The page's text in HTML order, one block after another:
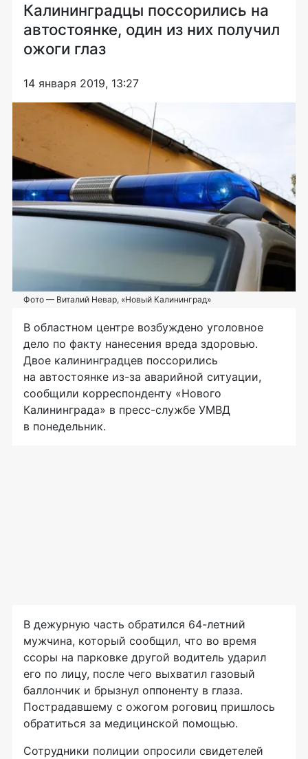
Калининградцы поссорились на
автостоянке, один из них получил
ожоги глаз
14 января 2019, 13:27
Фото — Виталий Невар, «Новый Калининград»
В областном центре возбуждено уголовное
дело по факту нанесения вреда здоровью.
Двое калининградцев поссорились
на автостоянке из-за аварийной ситуации,
сообщили корреспонденту «Нового
Калининграда» в пресс-службе УМВД
в понедельник.
В дежурную часть обратился 64-летний
мужчина, который сообщил, что во время
ссоры на парковке другой водитель ударил
его по лицу, после чего выхватил газовый
баллончик и брызнул оппоненту в глаза.
Пострадавшему с ожогом роговиц пришлось
обратиться за медицинской помощью.
Сотрудники полиции опросили свидетелей